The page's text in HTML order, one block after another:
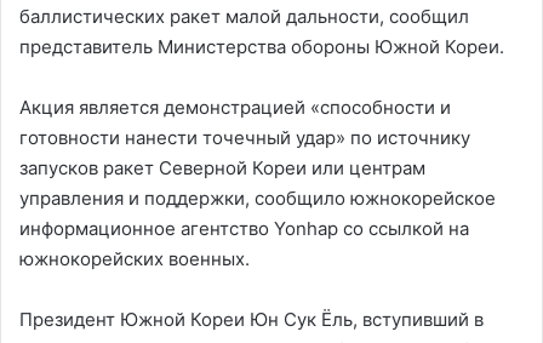
баллистических ракет малой дальности, сообщил
представитель Министерства обороны Южной Кореи.
Акция является демонстрацией «способности и
готовности нанести точечный удар» по источнику
запусков ракет Северной Кореи или центрам
управления и поддержки, сообщило южнокорейское
информационное агентство Yonhap со ссылкой на
южнокорейских военных.
Президент Южной Кореи Юн Сук Ёль, вступивший в